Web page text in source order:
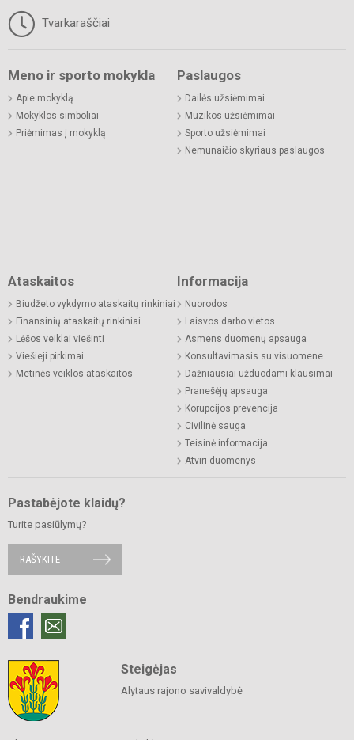
Tvarkaraščiai
Meno ir sporto mokykla
Apie mokyklą
Mokyklos simboliai
Priėmimas į mokyklą
Paslaugos
Dailės užsiėmimai
Muzikos užsiėmimai
Sporto užsiėmimai
Nemunaičio skyriaus paslaugos
Ataskaitos
Biudžeto vykdymo ataskaitų rinkiniai
Finansinių ataskaitų rinkiniai
Lėšos veiklai viešinti
Viešieji pirkimai
Metinės veiklos ataskaitos
Informacija
Nuorodos
Laisvos darbo vietos
Asmens duomenų apsauga
Konsultavimasis su visuomene
Dažniausiai užduodami klausimai
Pranešėjų apsauga
Korupcijos prevencija
Civilinė sauga
Teisinė informacija
Atviri duomenys
Pastabėjote klaidų?
Turite pasiūlymų?
RAŠYKITE
Bendraukime
Steigėjas
Alytaus rajono savivaldybė